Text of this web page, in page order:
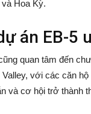
Hoa Kỳ.
án EB-5
quan tâm đến
với các căn
và cơ hội trở thành